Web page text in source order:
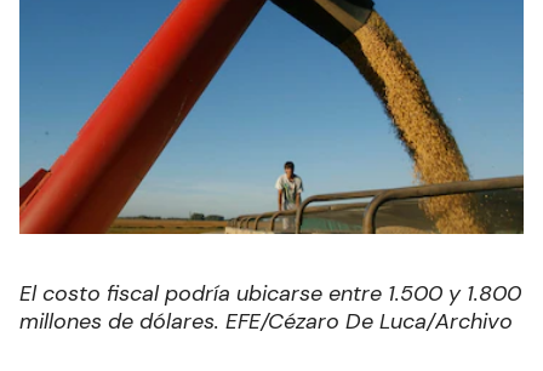
El costo fiscal podría ubicarse entre 1.500 y 1.800
millones de dólares. EFE/Cézaro De Luca/Archivo